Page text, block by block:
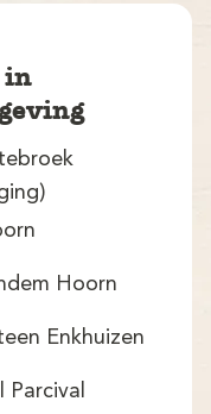
Aanmelden
in
Hoorn
Enkhuizen
Parcival